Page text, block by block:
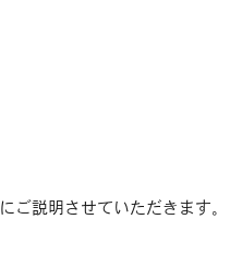
ご説明させていただきます。